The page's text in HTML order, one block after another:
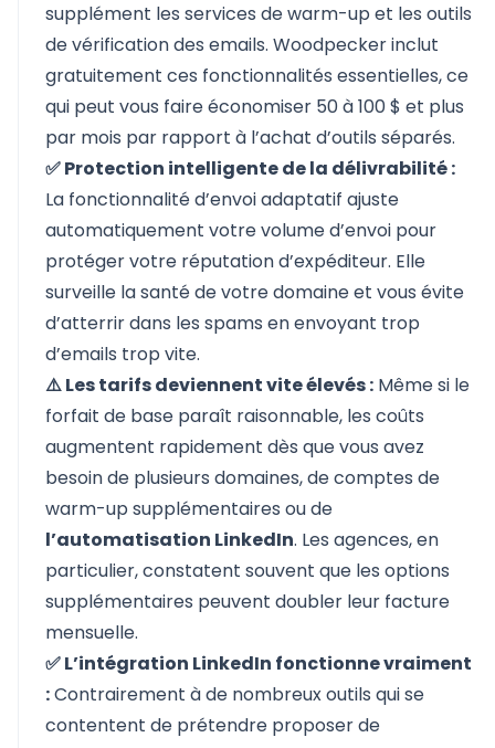
supplément les services de warm-up et les outils
de vérification des emails. Woodpecker inclut
gratuitement ces fonctionnalités essentielles, ce
qui peut vous faire économiser 50 à 100 $ et plus
par mois par rapport à l’achat d’outils séparés.
✅ Protection intelligente de la délivrabilité :
La fonctionnalité d’envoi adaptatif ajuste
automatiquement votre volume d’envoi pour
protéger votre réputation d’expéditeur. Elle
surveille la santé de votre domaine et vous évite
d’atterrir dans les spams en envoyant trop
d’emails trop vite.
⚠️ Les tarifs deviennent vite élevés : Même si le
forfait de base paraît raisonnable, les coûts
augmentent rapidement dès que vous avez
besoin de plusieurs domaines, de comptes de
warm-up supplémentaires ou de
l’automatisation LinkedIn. Les agences, en
particulier, constatent souvent que les options
supplémentaires peuvent doubler leur facture
mensuelle.
✅ L’intégration LinkedIn fonctionne vraiment
:Contrairement à de nombreux outils qui se
contentent de prétendre proposer de